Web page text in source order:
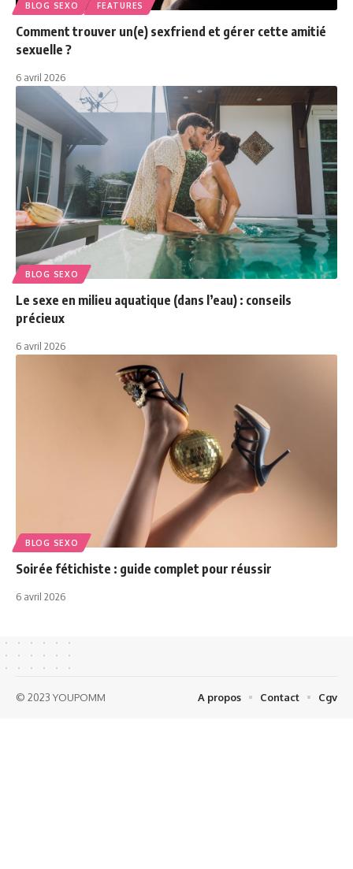
BLOG SEXO FEATURES
Comment trouver un(e) sexfriend et gérer cette amitié
sexuelle ?
6 avril 2026
BLOG SEXO
Le sexe en milieu aquatique (dans l’eau) : conseils
précieux
6 avril 2026
BLOG SEXO
Soirée fétichiste : guide complet pour réussir
6 avril 2026
© 2023 YOUPOMM A propos Contact Cgv